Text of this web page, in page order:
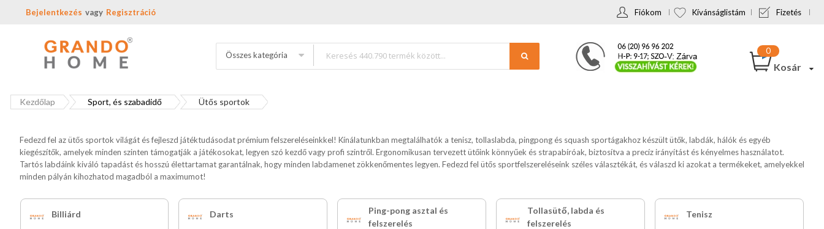
Bejelentkezés Regisztráció Fiókom Kívánságlistám Fizetés
Összes kategória
Kosár
Kezdőlap Sport, és szabadidő Ütős sportok
Fedezd fel az ütős sportok világát és fejleszd játéktudásodat prémium felszereléseinkkel! Kínálatunkban megtalálhatók a tenisz, tollaslabda, pingpong és squash sportágakhoz készült ütők, labdák, hálók és egyéb
kiegészítők, amelyek minden szinten támogatják a játékosokat, legyen szó kezdő vagy profi szintről. Ergonomikusan tervezett ütőink könnyűek és strapabíróak, biztosítva a precíz irányítást és kényelmes használatot.
Tartós labdáink kiváló tapadást és hosszú élettartamat garantálnak, hogy minden labdamenet zökkenőmentes legyen. Fedezd fel ütős sportfelszereléseink széles választékát, és válaszd ki azokat a termékeket, amelyekkel
minden pályán kihozhatod magadból a maximumot!
Billiárd Darts
Ping-pong asztal és
felszerelés
Tollasütő, labda és
felszerelés
Tenisz